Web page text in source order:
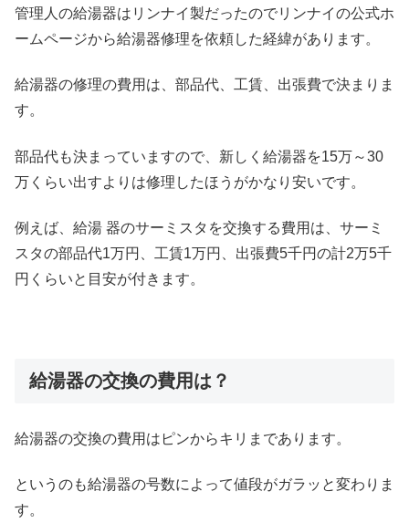
管理人の給湯器はリンナイ製だったのでリンナイの公式ホ
ームページから給湯器修理を依頼した経緯があります。
給湯器の修理の費用は、部品代、工賃、出張費で決まりま
す。
部品代も決まっていますので、新しく給湯器を15万～30
万くらい出すよりは修理したほうがかなり安いです。
例えば、給湯 器のサーミスタを交換する費用は、サーミ
スタの部品代1万円、工賃1万円、出張費5千円の計2万5千
円くらいと目安が付きます。
給湯器の交換の費用は？
給湯器の交換の費用はピンからキリまであります。
というのも給湯器の号数によって値段がガラッと変わりま
す。